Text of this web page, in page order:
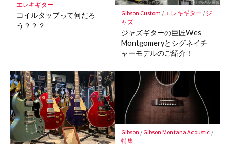
エレキギター
コイルタップって何だろ
う？？？
Gibson Custom /エレキギター / ジ
ャズ
ジャズギターの巨匠Wes
Montgomeryとシグネイチ
ャーモデルのご紹介！
Gibson / Gibson Montana Acoustic/
特集